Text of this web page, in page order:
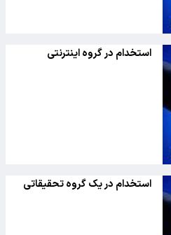
استخدام در گروه اینترنتی
استخدام در یک گروه تحقیقاتی